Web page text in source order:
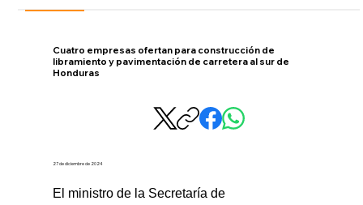
Cuatro empresas ofertan para construcción de
libramiento y pavimentación de carretera al sur de
Honduras
27 de diciembre de 2024
El ministro de la Secretaría de